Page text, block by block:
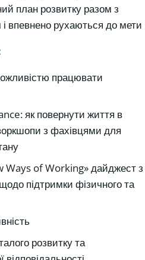
план розвитку разом з
впевнено рухаються до мети
працювати
як повернути життя в
з фахівцями для
Ways of Working» дайджест з
підтримки фізичного та
розвитку та